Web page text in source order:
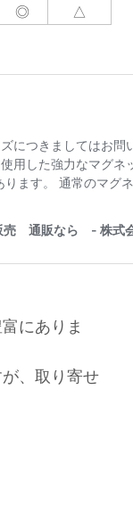
◎ △
にありま
、取り寄せ